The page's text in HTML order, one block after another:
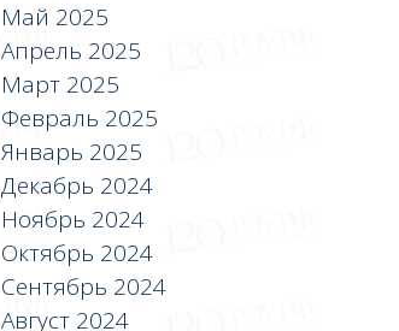
Май 2025
Апрель 2025
Март 2025
Февраль 2025
Январь 2025
Декабрь 2024
Ноябрь 2024
Октябрь 2024
Сентябрь 2024
Август 2024